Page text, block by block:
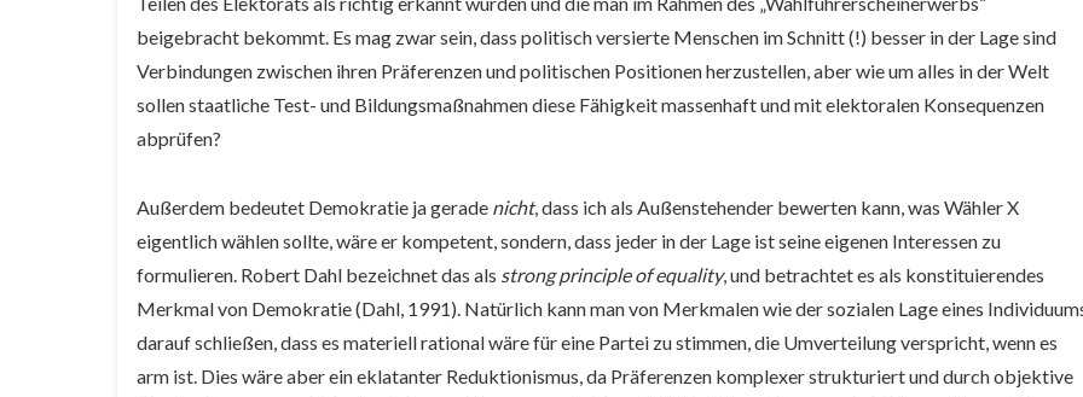
beigebracht bekommt. Es mag zwar sein, dass politisch versierte Menschen im Schnitt (!) besser in der Lage sind
Verbindungen zwischen ihren Präferenzen und politischen Positionen herzustellen, aber wie um alles in der Welt
sollen staatliche Test- und Bildungsmaßnahmen diese Fähigkeit massenhaft und mit elektoralen Konsequenzen
abprüfen?
Außerdem bedeutet Demokratie ja gerade nicht, dass ich als Außenstehender bewerten kann, was Wähler X
eigentlich wählen sollte, wäre er kompetent, sondern, dass jeder in der Lage ist seine eigenen Interessen zu
formulieren. Robert Dahl bezeichnet das als strong principle of equality, und betrachtet es als konstituierendes
Merkmal von Demokratie (Dahl, 1991). Natürlich kann man von Merkmalen wie der sozialen Lage eines
darauf schließen, dass es materiell rational wäre für eine Partei zu stimmen, die Umverteilung verspricht, wenn es
arm ist. Dies wäre aber ein eklatanter Reduktionismus, da Präferenzen komplexer strukturiert und durch objektive